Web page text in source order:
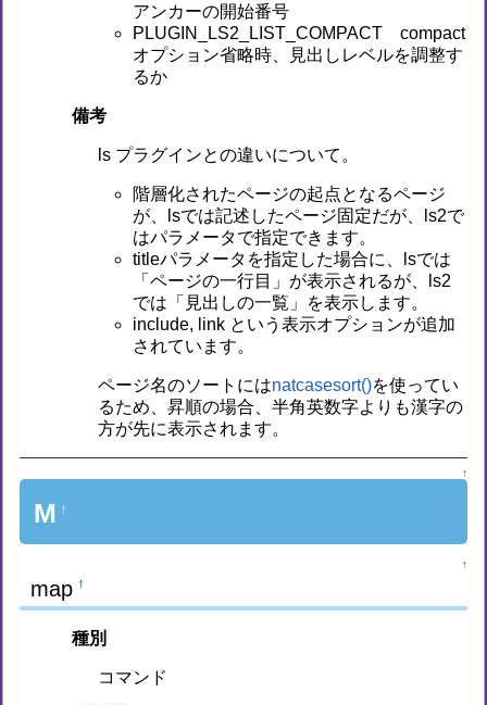
アンカーの開始番号
PLUGIN_LS2_LIST_COMPACT compact
オプション省略時、見出しレベルを調整す
るか
備考
ls プラグインとの違いについて。
階層化されたページの起点となるページ
が、lsでは記述したページ固定だが、ls2で
はパラメータで指定できます。
titleパラメータを指定した場合に、lsでは
「ページの一行目」が表示されるが、ls2
では「見出しの一覧」を表示します。
include, link という表示オプションが追加
されています。
ページ名のソートにはnatcasesort()を使ってい
るため、昇順の場合、半角英数字よりも漢字の
方が先に表示されます。
↑
M †
↑
map †
種別
コマンド